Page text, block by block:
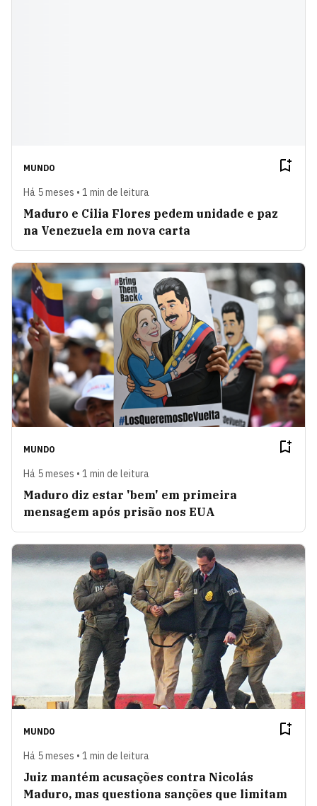
MUNDO
Há 5 meses • 1 min de leitura
Maduro e Cilia Flores pedem unidade e paz
na Venezuela em nova carta
MUNDO
Há 5 meses • 1 min de leitura
Maduro diz estar 'bem' em primeira
mensagem após prisão nos EUA
MUNDO
Há 5 meses • 1 min de leitura
Juiz mantém acusações contra Nicolás
Maduro, mas questiona sanções que limitam